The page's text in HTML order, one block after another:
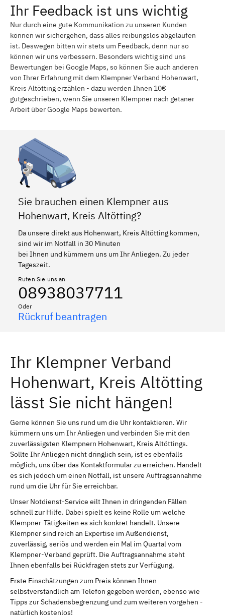
Ihr Feedback ist uns wichtig
Nur durch eine gute Kommunikation zu unseren Kunden
können wir sichergehen, dass alles reibungslos abgelaufen
ist. Deswegen bitten wir stets um Feedback, denn nur so
können wir uns verbessern. Besonders wichtig sind uns
Bewertungen bei Google Maps, so können Sie auch anderen
von Ihrer Erfahrung mit dem Klempner Verband Hohenwart,
Kreis Altötting erzählen - dazu werden Ihnen 10€
gutgeschrieben, wenn Sie unseren Klempner nach getaner
Arbeit über Google Maps bewerten.
Sie brauchen einen Klempner aus
Hohenwart, Kreis Altötting?
Da unsere direkt aus Hohenwart, Kreis Altötting kommen,
sind wir im Notfall in 30 Minuten
bei Ihnen und kümmern uns um Ihr Anliegen. Zu jeder
Tageszeit.
Rufen Sie uns an
08938037711
Oder
Rückruf beantragen
Ihr Klempner Verband
Hohenwart, Kreis Altötting
lässt Sie nicht hängen!
Gerne können Sie uns rund um die Uhr kontaktieren. Wir
kümmern uns um Ihr Anliegen und verbinden Sie mit den
zuverlässigsten Klempnern Hohenwart, Kreis Altöttings.
Sollte Ihr Anliegen nicht dringlich sein, ist es ebenfalls
möglich, uns über das Kontaktformular zu erreichen. Handelt
es sich jedoch um einen Notfall, ist unsere Auftragsannahme
rund um die Uhr für Sie erreichbar.
Unser Notdienst-Service eilt Ihnen in dringenden Fällen
schnell zur Hilfe. Dabei spielt es keine Rolle um welche
Klempner-Tätigkeiten es sich konkret handelt. Unsere
Klempner sind reich an Expertise im Außendienst,
zuverlässig, seriös und werden ein Mal im Quartal vom
Klempner-Verband geprüft. Die Auftragsannahme steht
Ihnen ebenfalls bei Rückfragen stets zur Verfügung.
Erste Einschätzungen zum Preis können Ihnen
selbstverständlich am Telefon gegeben werden, ebenso wie
Tipps zur Schadensbegrenzung und zum weiteren vorgehen -
natürlich kostenlos!